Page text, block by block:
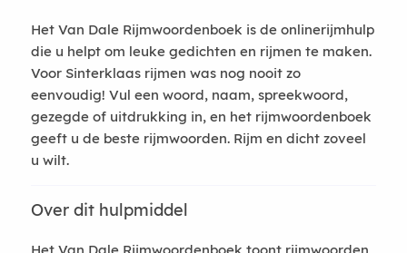
Het Van Dale Rijmwoordenboek is de onlinerijmhulp
die u helpt om leuke gedichten en rijmen te maken.
Voor Sinterklaas rijmen was nog nooit zo
eenvoudig! Vul een woord, naam, spreekwoord,
gezegde of uitdrukking in, en het rijmwoordenboek
geeft u de beste rijmwoorden. Rijm en dicht zoveel
u wilt.
Over dit hulpmiddel